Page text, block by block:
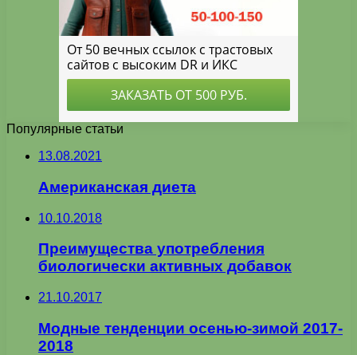
Популярные статьи
13.08.2021
Американская диета
10.10.2018
Преимущества употребления
биологически активных добавок
21.10.2017
Модные тенденции осенью-зимой 2017-
2018